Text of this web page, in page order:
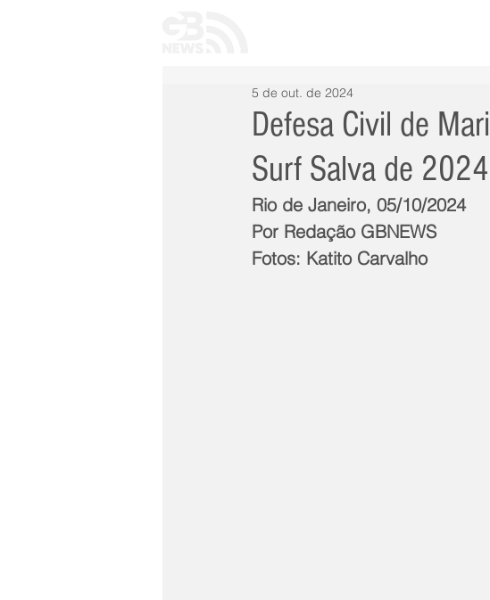
Defesa Civil de
Surf Salva de 2024
5 de out. de 2024
Rio de Janeiro, 05/10/2024
Por Redação GBNEWS
Fotos: Katito Carvalho